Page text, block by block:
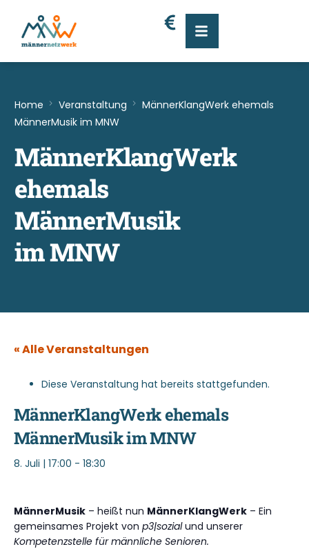
Home Veranstaltung
MännerKlangWerk ehemals
MännerMusik im MNW
MännerKlangWerk
ehemals
MännerMusik
im MNW
« Alle Veranstaltungen
Diese Veranstaltung hat bereits stattgefunden.
MännerKlangWerk ehemals
MännerMusik im MNW
8. Juli | 17:00 - 18:30
MännerMusik – heißt nun MännerKlangWerk – Ein
gemeinsames Projekt von p3|sozialund unserer
Kompetenzstelle für männliche Senioren.